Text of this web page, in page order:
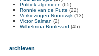
Politiek algemeen (65)
Ronnie van de Putte (22)
Verkiezingen Noordwijk (13)
Victor Salman (2)
Wilhelmina Boulevard (45)
archieven